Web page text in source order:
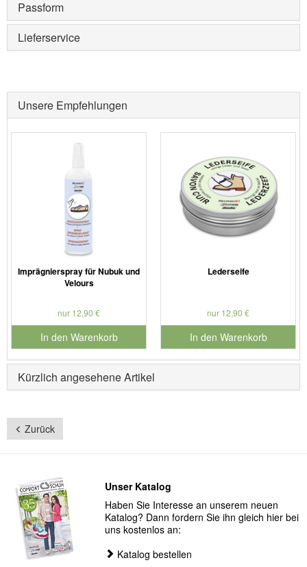
Passform
Lieferservice
Unsere Empfehlungen
Imprägnierspray für Nubuk und
Velours
nur 12,90 €
In den Warenkorb
für Produktnummer 901179
Lederseife
nur 12,90 €
In den Warenkorb
für Produktnummer 901127
Kürzlich angesehene Artikel
Zurück
Unser Katalog
Haben Sie Interesse an unserem neuen
Katalog? Dann fordern Sie ihn gleich hier bei
uns kostenlos an:
Katalog bestellen